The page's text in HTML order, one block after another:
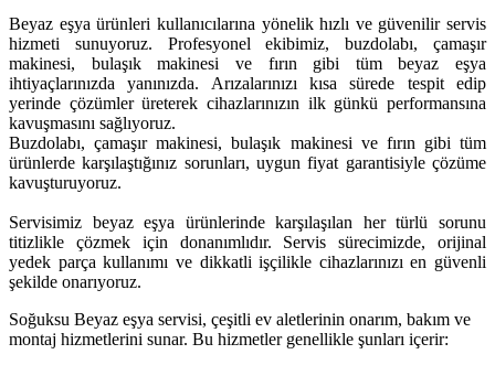
Beyaz eşya ürünleri kullanıcılarına yönelik hızlı ve güvenilir servis
hizmeti sunuyoruz. Profesyonel ekibimiz, buzdolabı, çamaşır
makinesi, bulaşık makinesi ve fırın gibi tüm beyaz eşya
ihtiyaçlarınızda yanınızda. Arızalarınızı kısa sürede tespit edip
yerinde çözümler üreterek cihazlarınızın ilk günkü performansına
kavuşmasını sağlıyoruz.
Buzdolabı, çamaşır makinesi, bulaşık makinesi ve fırın gibi tüm
ürünlerde karşılaştığınız sorunları, uygun fiyat garantisiyle çözüme
kavuşturuyoruz.
Servisimiz beyaz eşya ürünlerinde karşılaşılan her türlü sorunu
titizlikle çözmek için donanımlıdır. Servis sürecimizde, orijinal
yedek parça kullanımı ve dikkatli işçilikle cihazlarınızı en güvenli
şekilde onarıyoruz.
Soğuksu Beyaz eşya servisi, çeşitli ev aletlerinin onarım, bakım ve
montaj hizmetlerini sunar. Bu hizmetler genellikle şunları içerir: